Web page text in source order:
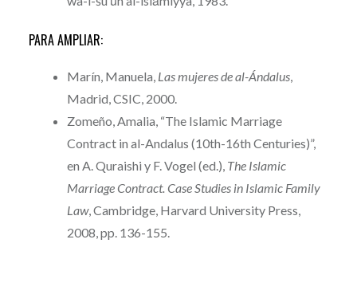
PARA AMPLIAR:
Marín, Manuela, Las mujeres de al-Ándalus,
Madrid, CSIC, 2000.
Zomeño, Amalia, “The Islamic Marriage
Contract in al-Andalus (10th-16th Centuries)”,
en A. Quraishi y F. Vogel (ed.), The Islamic
Marriage Contract. Case Studies in Islamic Family
Law, Cambridge, Harvard University Press,
2008, pp. 136-155.